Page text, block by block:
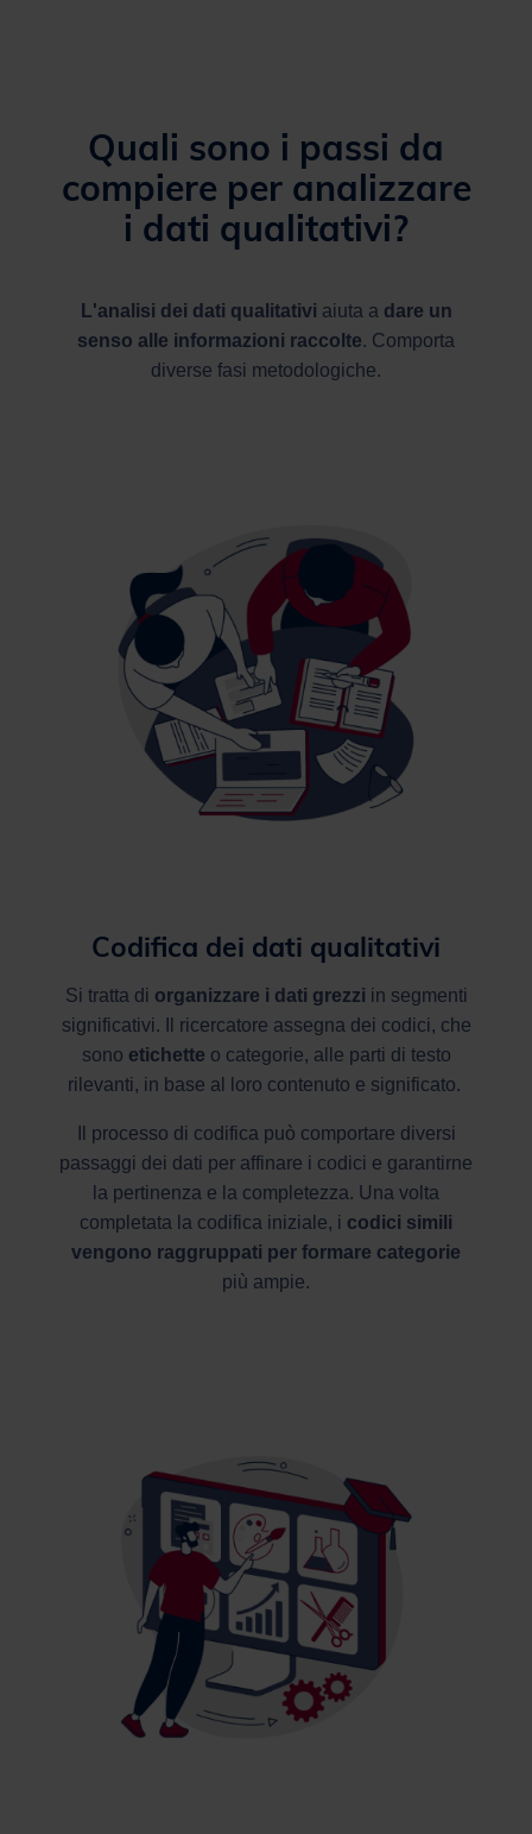
Quali sono i passi da
compiere per analizzare
i dati qualitativi?
L'analisi dei dati qualitativi aiuta a dare un
senso alle informazioni raccolte. Comporta
diverse fasi metodologiche.
Codifica dei dati qualitativi
Si tratta di organizzare i dati grezzi in segmenti
significativi. Il ricercatore assegna dei codici, che
sono etichette o categorie, alle parti di testo
rilevanti, in base al loro contenuto e significato.
Il processo di codifica può comportare diversi
passaggi dei dati per affinare i codici e garantirne
la pertinenza e la completezza. Una volta
completata la codifica iniziale, i codici simili
vengono raggruppati per formare categorie
più ampie.